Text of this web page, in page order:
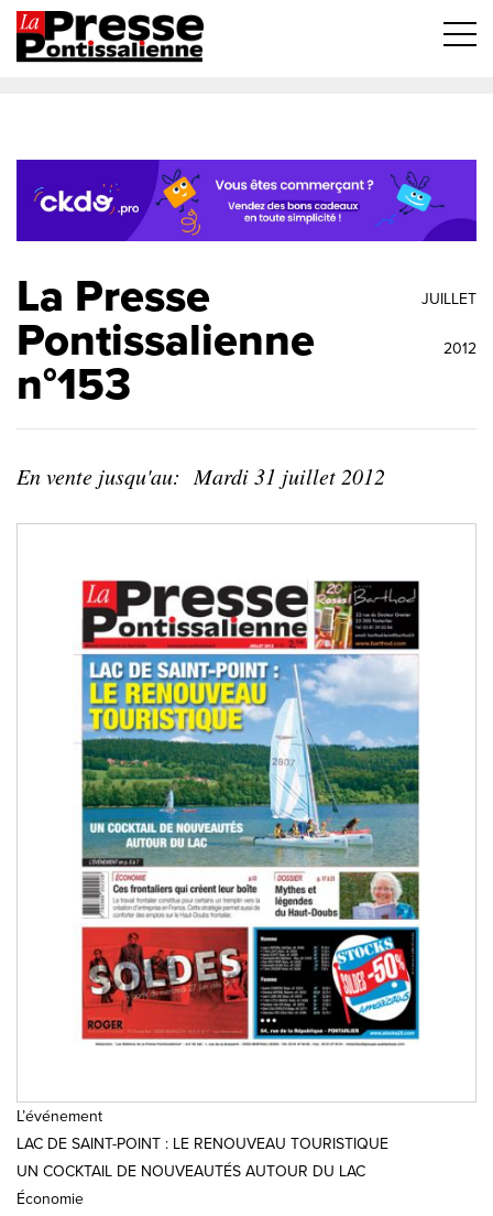
La Presse
Pontissalienne
n°153
JUILLET
2012
En vente jusqu'au: Mardi 31 juillet 2012
L’événement
LAC DE SAINT-POINT : LE RENOUVEAU TOURISTIQUE
UN COCKTAIL DE NOUVEAUTÉS AUTOUR DU LAC
Économie